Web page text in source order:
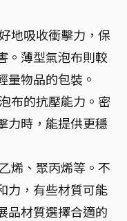
地吸收衝擊力，保
。薄型氣泡布則較
量物品的包裝。
布的抗壓能力。密
力時，能提供更穩
烯、聚丙烯等。不
力，有些材質可能
品材質選擇合適的